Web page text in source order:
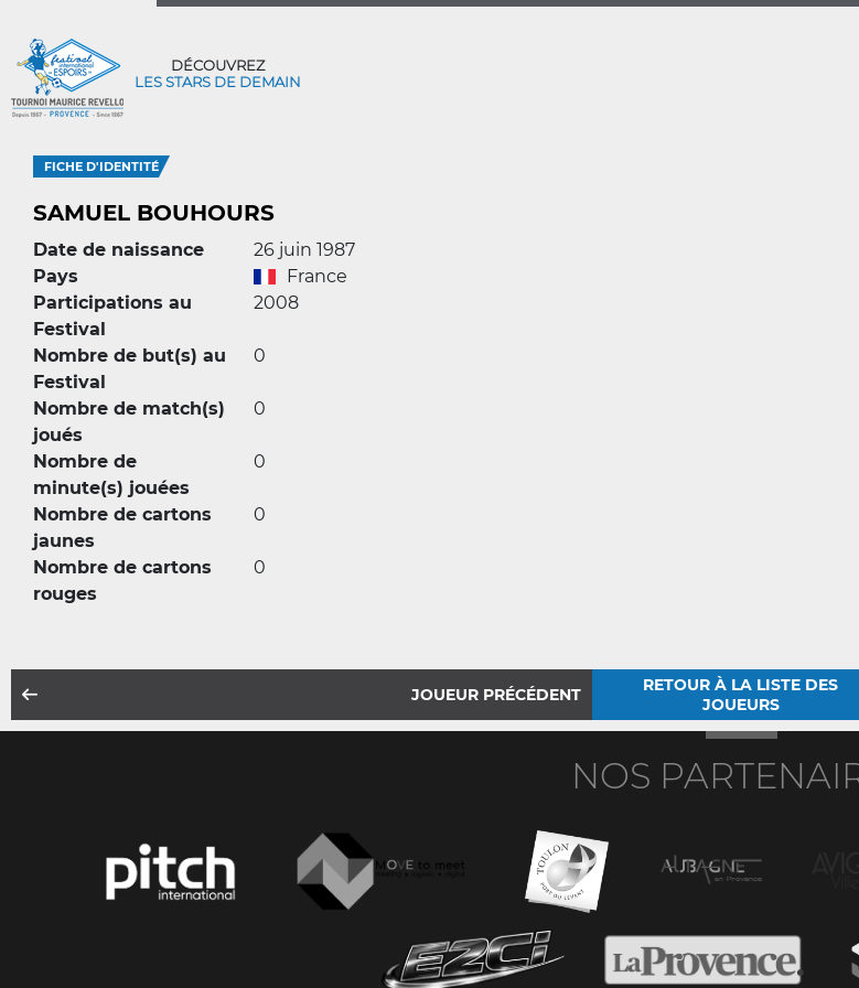
DÉCOUVREZ
LES STARS DE DEMAIN
FICHE D'IDENTITÉ
SAMUEL BOUHOURS
Date de naissance
26 juin 1987
Pays
France
Participations au
Festival
2008
Nombre de but(s) au
Festival
0
Nombre de match(s)
joués
0
Nombre de
minute(s) jouées
0
Nombre de cartons
jaunes
0
Nombre de cartons
rouges
0
JOUEUR PRÉCÉDENT
RETOUR À LA LISTE DES
JOUEURS
NOS